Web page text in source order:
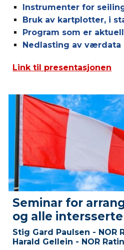
Instrumenter for
Bruk av kartplotter, i
Program som er
Nedlasting av værdata
Link til presentasjonen
Seminar for
og alle
Stig Gard Paulsen - NOR
Harald Gellein - NOR